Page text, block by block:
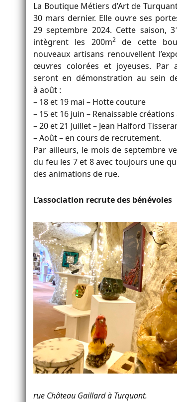
La Boutique Métiers d’Art de
30 mars dernier. Elle ouvre ses
29 septembre 2024. Cette saison,
intègrent les 200m2de cette
nouveaux artisans renouvellent
œuvres colorées et joyeuses. Par
seront en démonstration au sein
à août :
– 18 et 19 mai – Hotte couture
– 15 et 16 juin – Renaissable
– 20 et 21 Juillet – Jean Halford
– Août – en cours de recrutement.
Par ailleurs, le mois de septembre
du feu les 7 et 8 avec toujours une
des animations de rue.
L’association recrute des bénévoles
rue Château Gaillard à Turquant.